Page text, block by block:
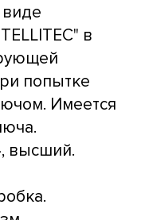
в
попытке
Имеется
высший.